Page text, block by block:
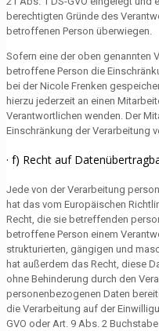
berechtigten Gründe des
betroffenen Person überwiegen.
Sofern eine der oben genannten
betroffene Person die
bei der Nicole Frenken
hierzu jederzeit an einen
Verantwortlichen wenden. Der
Einschränkung der Verarbeitung
· f) Recht auf
Jede von der Verarbeitung
hat das vom Europäischen
Recht, die sie betreffenden
betroffene Person einem
strukturierten, gängigen und
hat außerdem das Recht, diese
ohne Behinderung durch den
personenbezogenen Daten
die Verarbeitung auf der
GVO oder Art. 9 Abs. 2